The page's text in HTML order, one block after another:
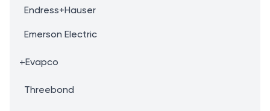
Endress+Hauser
Emerson Electric
+Evapco
Threebond